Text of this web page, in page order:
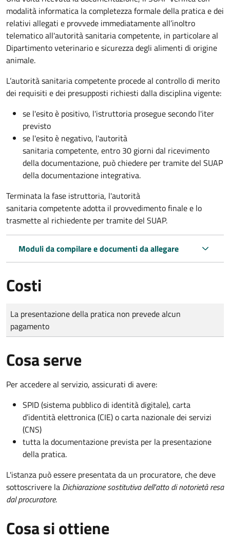
modalità informatica la completezza formale della pratica e dei
relativi allegati e provvede immediatamente all’inoltro
telematico all'autorità sanitaria competente, in particolare al
Dipartimento veterinario e sicurezza degli alimenti di origine
animale.
L’autorità sanitaria competente procede al controllo di merito
dei requisiti e dei presupposti richiesti dalla disciplina vigente:
se l'esito è positivo, l'istruttoria prosegue secondo l'iter
previsto
se l'esito è negativo, l'autorità
sanitaria competente, entro 30 giorni dal ricevimento
della documentazione, può chiedere per tramite del SUAP
della documentazione integrativa.
Terminata la fase istruttoria, l'autorità
sanitaria competente adotta il provvedimento finale e lo
trasmette al richiedente per tramite del SUAP.
Moduli da compilare e documenti da allegare
Costi
Tipo di pagamento
Importo
La presentazione della pratica non prevede alcun
pagamento
Cosa serve
Per accedere al servizio, assicurati di avere:
SPID (sistema pubblico di identità digitale), carta
d’identità elettronica (CIE) o carta nazionale dei servizi
(CNS)
tutta la documentazione prevista per la presentazione
della pratica.
L'istanza può essere presentata da un procuratore, che deve
sottoscrivere la Dichiarazione sostitutiva dell'atto di notorietà resa
dal procuratore.
Cosa si ottiene